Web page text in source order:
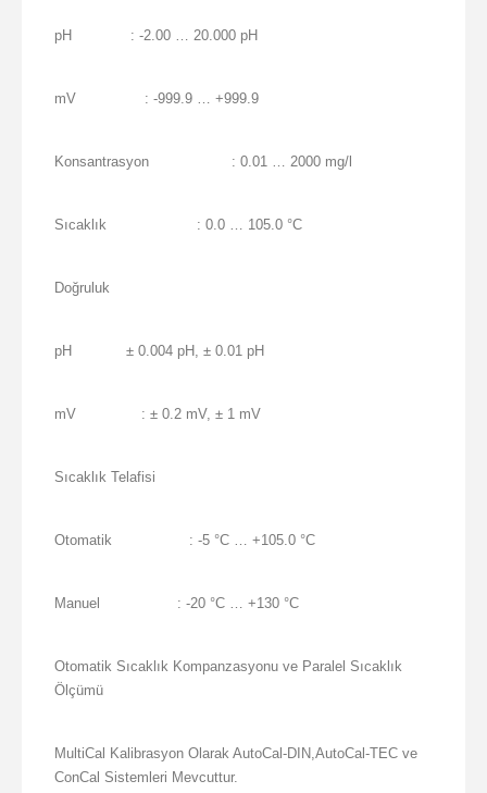
pH : -2.00 … 20.000 pH
mV : -999.9 … +999.9
Konsantrasyon : 0.01 … 2000 mg/l
Sıcaklık : 0.0 … 105.0 °C
Doğruluk
pH ± 0.004 pH, ± 0.01 pH
mV : ± 0.2 mV, ± 1 mV
Sıcaklık Telafisi
Otomatik : -5 °C … +105.0 °C
Manuel : -20 °C … +130 °C
Otomatik Sıcaklık Kompanzasyonu ve Paralel Sıcaklık
Ölçümü
MultiCal Kalibrasyon Olarak AutoCal-DIN,AutoCal-TEC ve
ConCal Sistemleri Mevcuttur.